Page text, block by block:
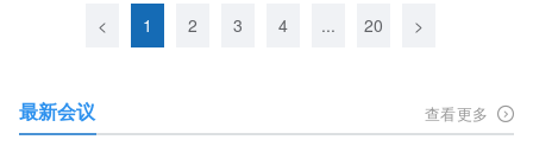
< 1 2 3 4 ... 20 >
最新会议 查看更多